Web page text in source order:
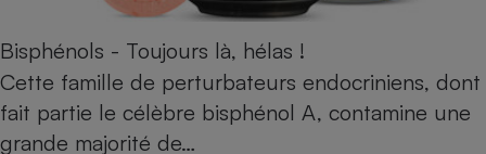
Bisphénols - Toujours là, hélas !
Cette famille de perturbateurs endocriniens, dont
fait partie le célèbre bisphénol A, contamine une
grande majorité de…